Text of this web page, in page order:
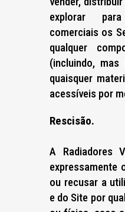
explorar
comerciais os
qualquer
(incluindo,
quaisquer
acessíveis por
Rescisão.
A Radiadores
expressamente
ou recusar a
e do Site por